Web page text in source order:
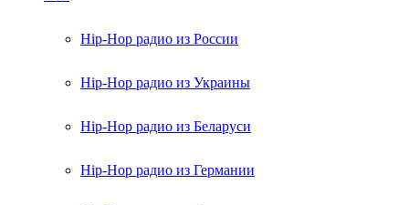
Hip-Hop радио из России
Hip-Hop радио из Украины
Hip-Hop радио из Беларуси
Hip-Hop радио из Германии